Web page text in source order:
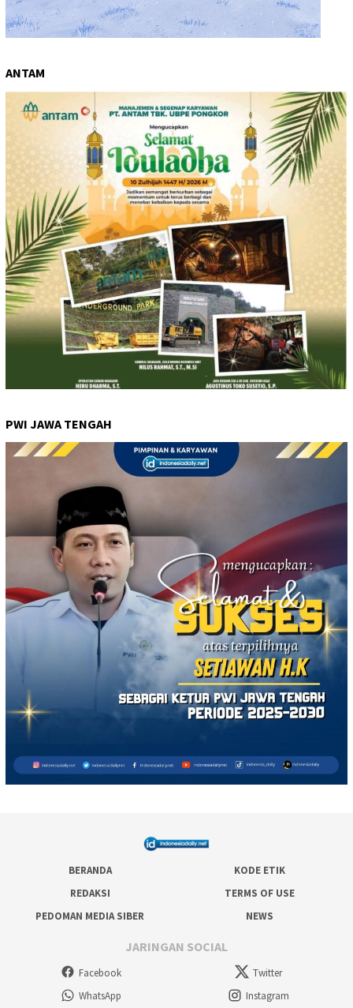
ANTAM
PWI JAWA TENGAH
BERANDA
KODE ETIK
REDAKSI
TERMS OF USE
PEDOMAN MEDIA SIBER
NEWS
JARINGAN SOCIAL
Facebook
Twitter
WhatsApp
Instagram